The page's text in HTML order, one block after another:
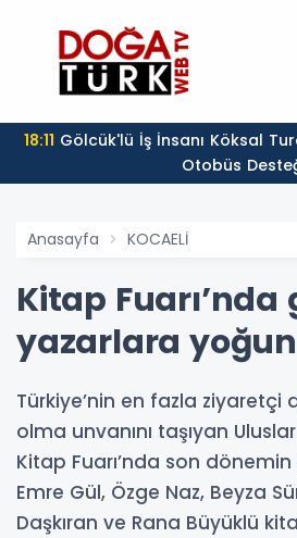
18:11
Otobüs
Anasayfa KOCAELİ
Kitap Fuarı’nda
yazarlara
Türkiye’nin en fazla ziyaretçi
olma unvanını taşıyan
Kitap Fuarı’nda son
Emre Gül, Özge Naz, Beyza
Daşkıran ve Rana Büyüklü